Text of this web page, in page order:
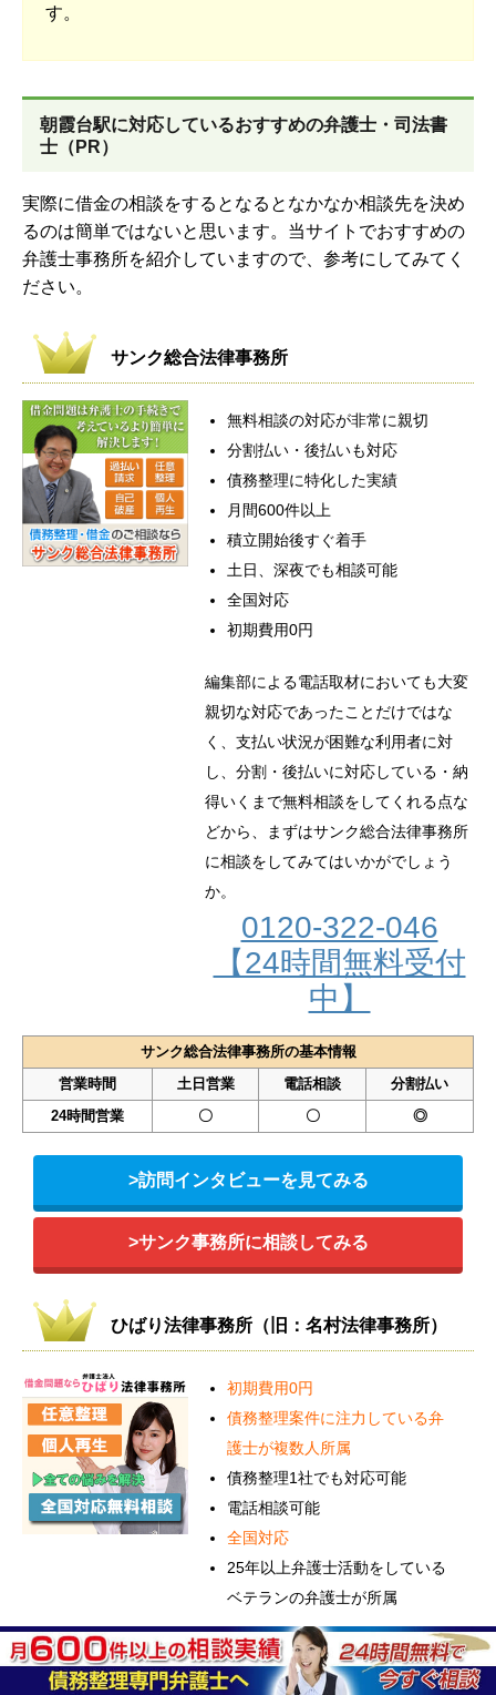
す。
朝霞台駅に対応しているおすすめの弁護士・司法書
士（PR）
実際に借金の相談をするとなるとなかなか相談先を決め
るのは簡単ではないと思います。当サイトでおすすめの
弁護士事務所を紹介していますので、参考にしてみてく
ださい。
サンク総合法律事務所
無料相談の対応が非常に親切
分割払い・後払いも対応
債務整理に特化した実績
月間600件以上
積立開始後すぐ着手
土日、深夜でも相談可能
全国対応
初期費用0円
編集部による電話取材においても大変
親切な対応であったことだけではな
く、支払い状況が困難な利用者に対
し、分割・後払いに対応している・納
得いくまで無料相談をしてくれる点な
どから、まずはサンク総合法律事務所
に相談をしてみてはいかがでしょう
か。
0120-322-046
【24時間無料受付
中】
サンク総合法律事務所の基本情報
営業時間
土日営業 電話相談
分割払い
24時間営業
〇 〇 ◎
>訪問インタビューを見てみる
>サンク事務所に相談してみる
ひばり法律事務所（旧：名村法律事務所）
初期費用0円
債務整理案件に注力している弁
護士が複数人所属
債務整理1社でも対応可能
電話相談可能
全国対応
25年以上弁護士活動をしている
ベテランの弁護士が所属
ひばり法律事務所は、東大法学部出身
の名村弁護士が代表を務める、債務整